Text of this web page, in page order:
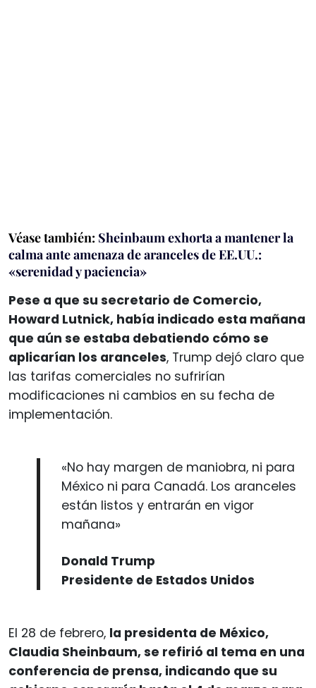
Véase también: Sheinbaum exhorta a mantener la
calma ante amenaza de aranceles de EE.UU.:
«serenidad y paciencia»
Pese a que su secretario de Comercio,
Howard Lutnick, había indicado esta mañana
que aún se estaba debatiendo cómo se
aplicarían los aranceles, Trump dejó claro que
las tarifas comerciales no sufrirían
modificaciones ni cambios en su fecha de
implementación.
«No hay margen de maniobra, ni para
México ni para Canadá. Los aranceles
están listos y entrarán en vigor
mañana»
Donald Trump
Presidente de Estados Unidos
El 28 de febrero, la presidenta de México,
Claudia Sheinbaum, se refirió al tema en una
conferencia de prensa, indicando que su